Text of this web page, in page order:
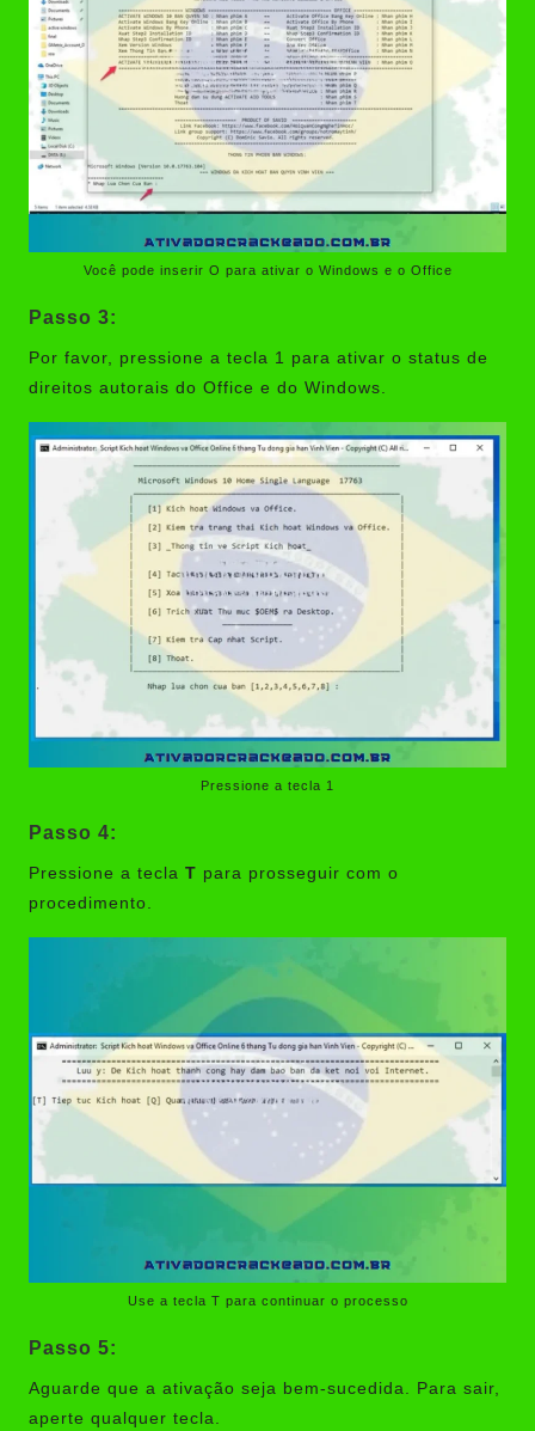
Você pode inserir O para ativar o Windows e o Office
Passo 3:
Por favor, pressione a tecla 1 para ativar o status de
direitos autorais do Office e do Windows.
Pressione a tecla 1
Passo 4:
Pressione a tecla T para prosseguir com o
procedimento.
Use a tecla T para continuar o processo
Passo 5:
Aguarde que a ativação seja bem-sucedida. Para sair,
aperte qualquer tecla.